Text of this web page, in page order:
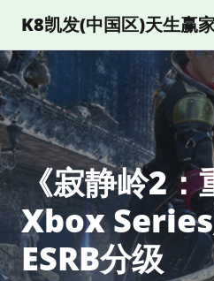
K8凯发(中国区)天生赢
《寂静岭2：
Xbox
ESRB分级